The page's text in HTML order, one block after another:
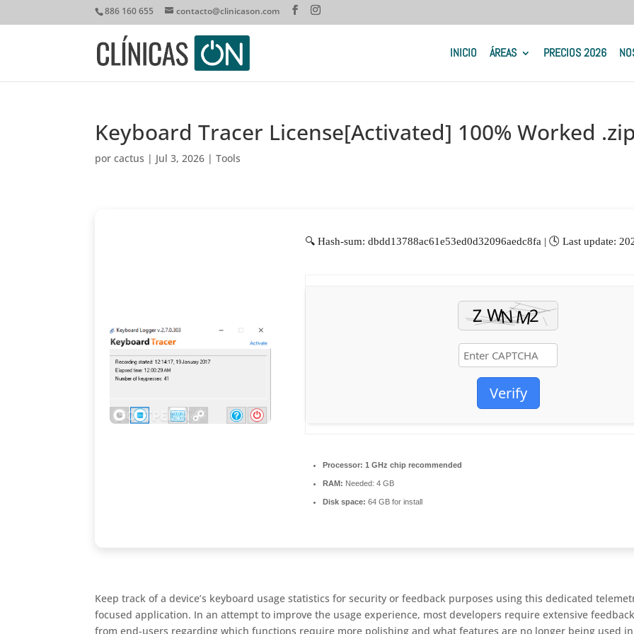
886 160 655 contacto@clinicason.com
INICIO ÁREAS PRECIOS 2026
Keyboard Tracer License[Activated] 100% Worked .zip
porcactus | Jul 3, 2026 |Tools
🔍 Hash-sum: dbdd13788ac61e53ed0d32096aedc8fa | 🕓 Last update:
Verify
Processor: 1 GHz chip recommended
RAM: Needed: 4 GB
Disk space: 64 GB for install
Keep track of a device’s keyboard usage statistics for security or feedback purposes using this dedicated
focused application. In an attempt to improve the usage experience, most developers require extensive feedback
from end-users regarding which functions require more polishing and what features are no longer being used in